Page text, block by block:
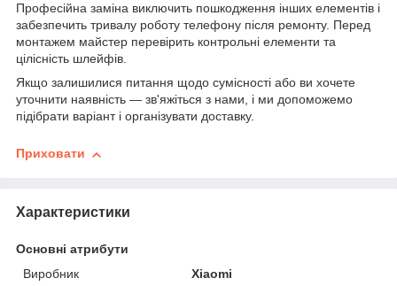
Професійна заміна виключить пошкодження інших елементів і
забезпечить тривалу роботу телефону після ремонту. Перед
монтажем майстер перевірить контрольні елементи та
цілісність шлейфів.
Якщо залишилися питання щодо сумісності або ви хочете
уточнити наявність — зв'яжіться з нами, і ми допоможемо
підібрати варіант і організувати доставку.
Приховати
Характеристики
Основні атрибути
Виробник
Xiaomi